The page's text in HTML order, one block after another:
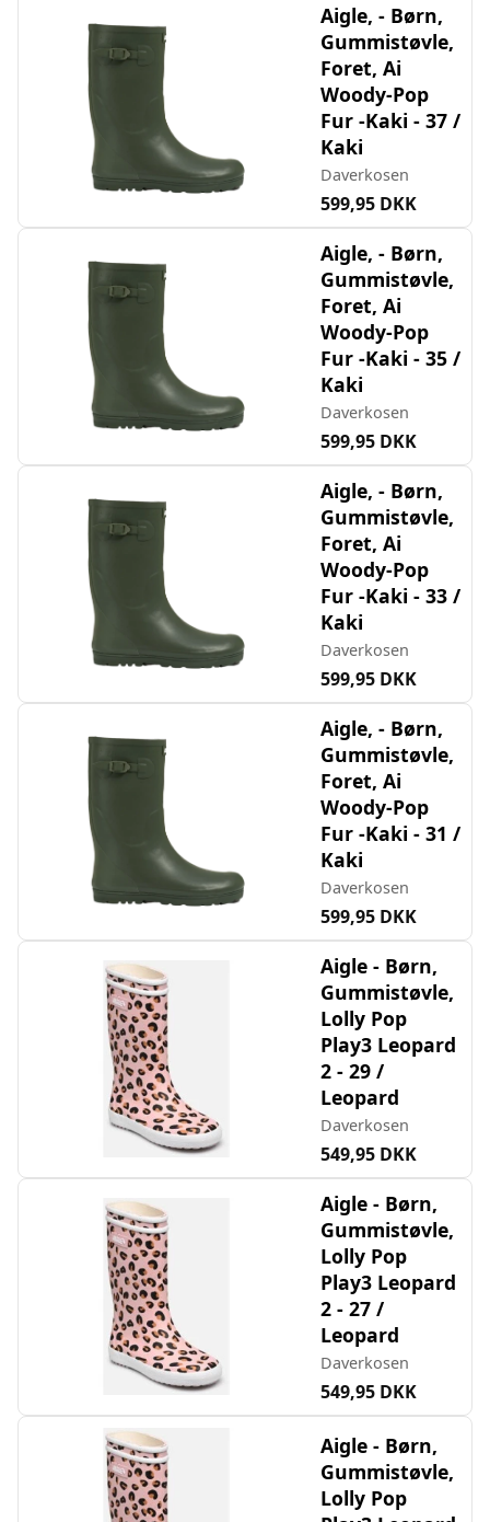
Aigle, - Børn,
Gummistøvle,
Foret, Ai
Woody-Pop
Fur -Kaki - 37 /
Kaki
Daverkosen
599,95 DKK
Aigle, - Børn,
Gummistøvle,
Foret, Ai
Woody-Pop
Fur -Kaki - 35 /
Kaki
Daverkosen
599,95 DKK
Aigle, - Børn,
Gummistøvle,
Foret, Ai
Woody-Pop
Fur -Kaki - 33 /
Kaki
Daverkosen
599,95 DKK
Aigle, - Børn,
Gummistøvle,
Foret, Ai
Woody-Pop
Fur -Kaki - 31 /
Kaki
Daverkosen
599,95 DKK
Aigle - Børn,
Gummistøvle,
Lolly Pop
Play3 Leopard
2 - 29 /
Leopard
Daverkosen
549,95 DKK
Aigle - Børn,
Gummistøvle,
Lolly Pop
Play3 Leopard
2 - 27 /
Leopard
Daverkosen
549,95 DKK
Aigle - Børn,
Gummistøvle,
Lolly Pop